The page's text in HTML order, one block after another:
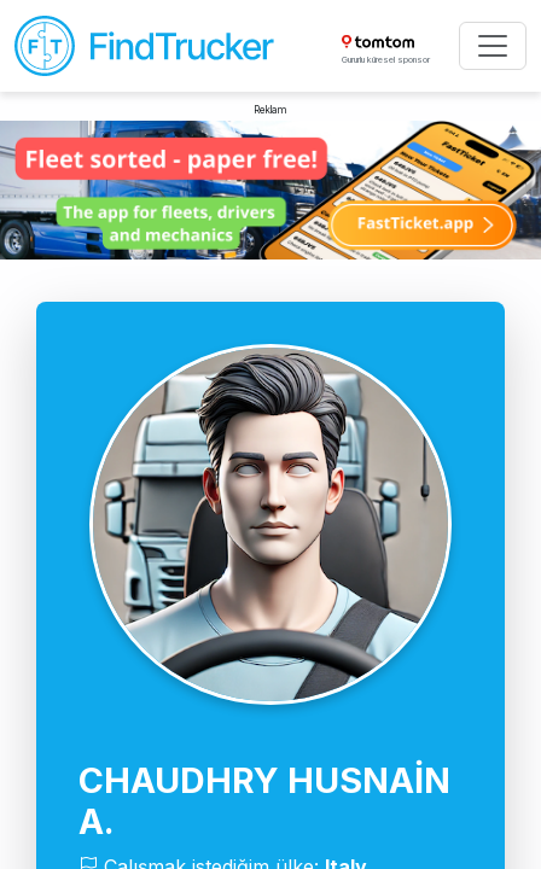
Gururlu küresel sponsor
Reklam
CHAUDHRY HUSNAIN
A.